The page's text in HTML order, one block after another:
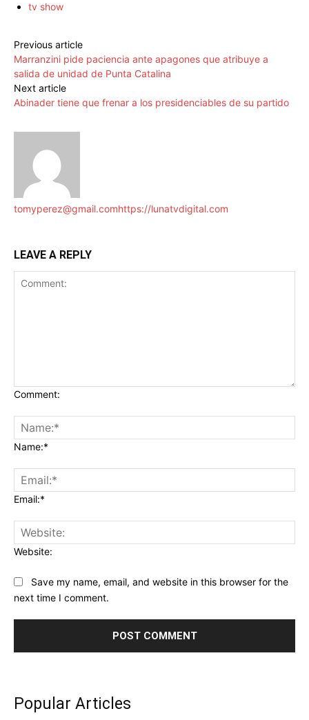
tv show
Previous article
Marranzini pide paciencia ante apagones que atribuye a
salida de unidad de Punta Catalina
Next article
Abinader tiene que frenar a los presidenciables de su partido
tomyperez@gmail.comhttps://lunatvdigital.com
LEAVE A REPLY
Comment:
Name:*
Email:*
Website:
Save my name, email, and website in this browser for the
next time I comment.
Popular Articles